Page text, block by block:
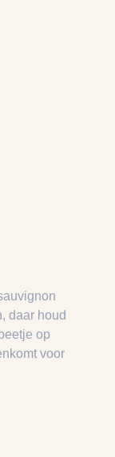
daar houd
op
voor